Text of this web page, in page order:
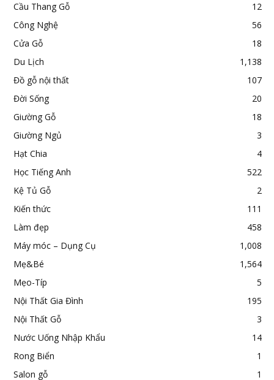
Cầu Thang Gỗ
12
Công Nghệ
56
Cửa Gỗ
18
Du Lịch
1,138
Đồ gỗ nội thất
107
Đời Sống
20
Giường Gỗ
18
Giường Ngủ
3
Hạt Chia
4
Học Tiếng Anh
522
Kệ Tủ Gỗ
2
Kiến thức
111
Làm đẹp
458
Máy móc – Dụng Cụ
1,008
Mẹ&Bé
1,564
Mẹo-Típ
5
Nội Thất Gia Đình
195
Nội Thất Gỗ
3
Nước Uống Nhập Khẩu
14
Rong Biển
1
Salon gỗ
1